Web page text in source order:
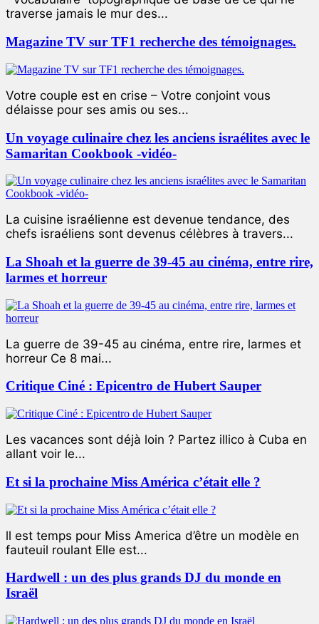
traverse jamais le mur des...
Magazine TV sur TF1 recherche des témoignages.
Votre couple est en crise – Votre conjoint vous
délaisse pour ses amis ou ses...
Un voyage culinaire chez les anciens israélites avec le
Samaritan Cookbook -vidéo-
La cuisine israélienne est devenue tendance, des
chefs israéliens sont devenus célèbres à travers...
La Shoah et la guerre de 39-45 au cinéma, entre rire,
larmes et horreur
La guerre de 39-45 au cinéma, entre rire, larmes et
horreur Ce 8 mai...
Critique Ciné : Epicentro de Hubert Sauper
Les vacances sont déjà loin ? Partez illico à Cuba en
allant voir le...
Et si la prochaine Miss América c’était elle ?
ll est temps pour Miss America d’être un modèle en
fauteuil roulant Elle est...
Hardwell : un des plus grands DJ du monde en
Israël